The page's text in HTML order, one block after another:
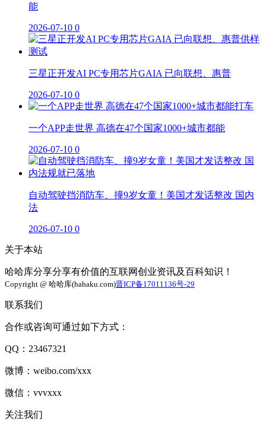
能
2026-07-10 0
三星正开发AI PC专用芯片GAIA 已向联想、惠普
2026-07-10 0
一个APP走世界 高德在47个国家1000+城市都能
2026-07-10 0
自动驾驶挡消防车、撞9岁女童！美国才发话整改 国内
法
2026-07-10 0
关于本站
哈哈库分享分享有价值的互联网创业资讯及百科知识！
Copyright @ 哈哈库(hahaku.com)晋ICP备17011136号-29
联系我们
合作或咨询可通过如下方式：
QQ：23467321
微博：weibo.com/xxx
微信：vvvxxx
关注我们